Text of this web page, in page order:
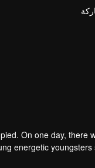
On one day, there
energetic
The mission is to